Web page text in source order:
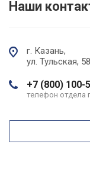
Наши
г. Казань,
ул. Тульская, 58
+7 (800) 100-
телефон отдела